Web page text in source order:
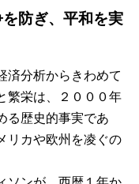
防ぎ、平和を実
分析からきわめて
繁栄は、２０００年
る歴史的事実であ
リカや欧州を凌ぐの